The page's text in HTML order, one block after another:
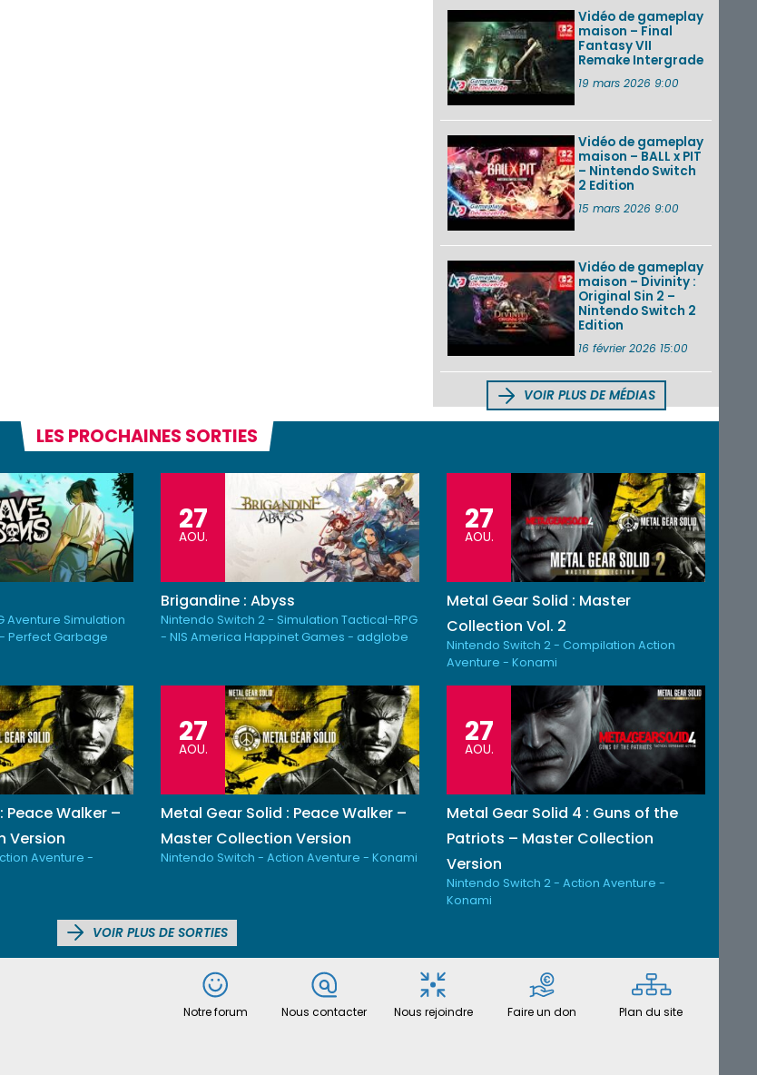
Vidéo de gameplay
maison – Final
Fantasy VII
Remake Intergrade
19 mars 2026 9:00
Vidéo de gameplay
maison – BALL x PIT
– Nintendo Switch
2 Edition
15 mars 2026 9:00
Vidéo de gameplay
maison – Divinity :
Original Sin 2 –
Nintendo Switch 2
Edition
16 février 2026 15:00
VOIR PLUS DE MÉDIAS
LES PROCHAINES SORTIES
Aventure Simulation
Perfect Garbage
27
AOU.
Brigandine : Abyss
Nintendo Switch 2 - Simulation Tactical-RPG
- NIS America Happinet Games - adglobe
27
AOU.
Metal Gear Solid : Master
Collection Vol. 2
Nintendo Switch 2 - Compilation Action
Aventure - Konami
Peace Walker –
Version
Aventure -
27
AOU.
Metal Gear Solid : Peace Walker –
Master Collection Version
Nintendo Switch - Action Aventure - Konami
27
AOU.
Metal Gear Solid 4 : Guns of the
Patriots – Master Collection
Version
Nintendo Switch 2 - Action Aventure -
Konami
VOIR PLUS DE SORTIES
Notre forum Nous contacter Nous rejoindre Faire un don Plan du site